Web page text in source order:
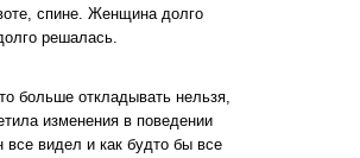
спине. Женщина долго
решалась.
больше откладывать нельзя,
изменения в поведении
видел и как будто бы все